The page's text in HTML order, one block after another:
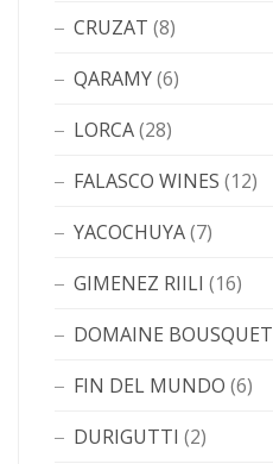
CRUZAT (8)
QARAMY(6)
LORCA(28)
FALASCO WINES (12)
YACOCHUYA(7)
GIMENEZ RIILI (16)
DOMAINE BOUSQUET
FIN DEL MUNDO (6)
DURIGUTTI (2)